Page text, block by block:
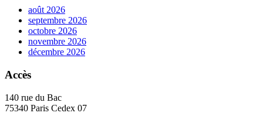
août 2026
septembre 2026
octobre 2026
novembre 2026
décembre 2026
Accès
140 rue du Bac
75340 Paris Cedex 07